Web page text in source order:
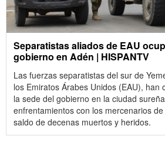
Separatistas aliados de EAU
gobierno en Adén | HISPANTV
Las fuerzas separatistas del sur de
los Emiratos Árabes Unidos (EAU), han
la sede del gobierno en la ciudad
enfrentamientos con los mercenarios
saldo de decenas muertos y heridos.